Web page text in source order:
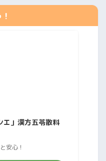
エ」漢方五苓散料
安心！